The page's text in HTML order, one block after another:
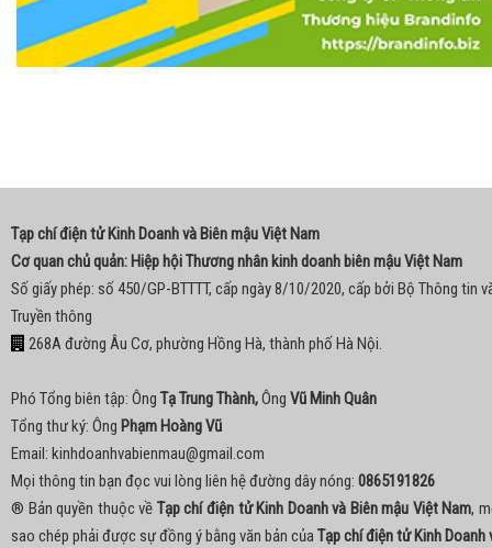
Tạp chí điện tử Kinh Doanh và Biên mậu Việt Nam
Cơ quan chủ quản: Hiệp hội Thương nhân kinh doanh biên mậu Việt Nam
Số giấy phép: số 450/GP-BTTTT, cấp ngày 8/10/2020, cấp bởi Bộ Thông tin
Truyền thông
268A đường Âu Cơ, phường Hồng Hà, thành phố Hà Nội.
Phó Tổng biên tập: Ông Tạ Trung Thành,Ông Vũ Minh Quân
Tổng thư ký: Ông Phạm Hoàng Vũ
Email: kinhdoanhvabienmau@gmail.com
Mọi thông tin bạn đọc vui lòng liên hệ đường dây nóng: 0865191826
® Bản quyền thuộc về Tạp chí điện tử Kinh Doanh và Biên mậu Việt Nam,
sao chép phải được sự đồng ý bằng văn bản củaTạp chí điện tử Kinh Doanh